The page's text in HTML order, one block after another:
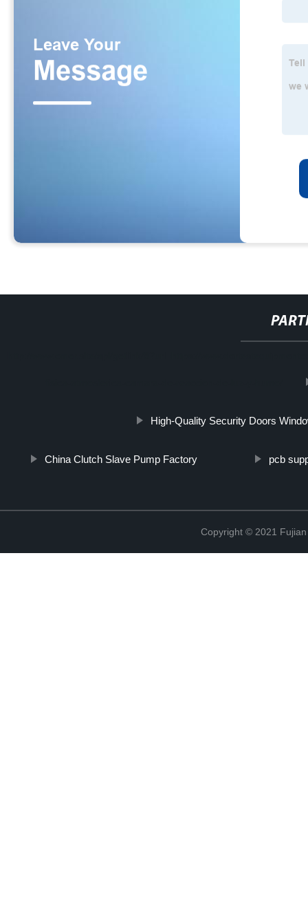
High-Quality Security Doors
China Clutch Slave Pump Factory pcb
Copyright © 2021